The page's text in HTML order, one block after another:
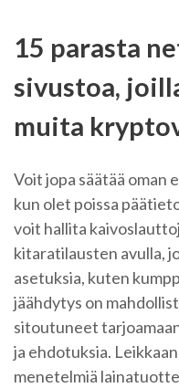
15 parasta
sivustoa,
muita
Voit jopa säätää oman
kun olet poissa
voit hallita
kitaratilausten avulla,
asetuksia, kuten
jäähdytys on
sitoutuneet
ja ehdotuksia.
menetelmiä